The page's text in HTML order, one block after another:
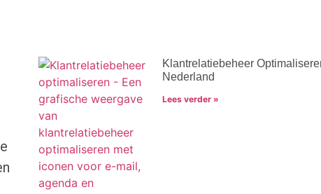
Klantrelatiebeheer
Nederland
Lees verder »